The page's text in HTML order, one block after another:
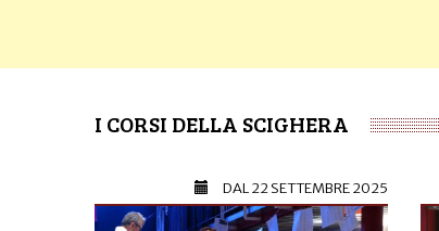
I CORSI DELLA SCIGHERA
DAL22 SETTEMBRE 2025